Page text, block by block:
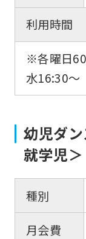
利用時間
※各曜日
水16:30〜
幼児ダ
就学児＞
種別
月会費